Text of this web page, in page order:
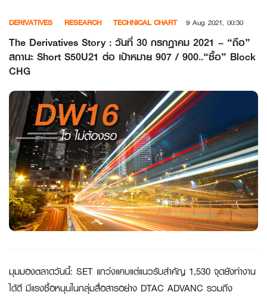
content
DERIVATIVES RESEARCH TECHNICAL CHART 9 Aug 2021, 00:30
The Derivatives Story : วันที่ 30 กรกฏาคม 2021 – “ถือ”
สถานะ Short S50U21 ต่อ เป้าหมาย 907 / 900..“ซื้อ” Block
CHG
มุมมองตลาดวันนี้: SET แกว่งแคบแต่แนวรับสำคัญ 1,530 จุดยังทำงาน
ได้ดี มีแรงซื้อหนุนในกลุ่มสื่อสารอย่าง DTAC ADVANC รวมถึง